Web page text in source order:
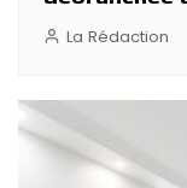
La Rédaction